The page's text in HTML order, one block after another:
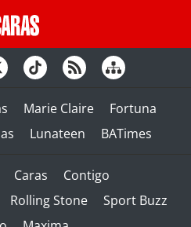
Marie Claire
Fortuna
Lunateen BATimes
Caras
Contigo
Rolling Stone
Sport Buzz